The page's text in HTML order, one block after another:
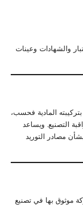
والشهادات وعينات
المادية فحسب،
التصنيع. ويساعد
مصادر التوريد
موثوق بها في تصنيع